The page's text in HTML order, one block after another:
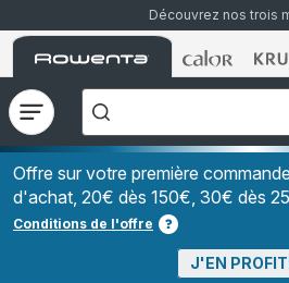
Découvrez nos trois
Accueil
Rowenta
Accueil
Ouvrir
le
menu
recherchez-
vous
?","Aspirateurs
à
Grains","Centrales
Vapeurs","Sèche
Cheveux"]
Offre sur votre première
d'achat, 20€ dès 150€, 30€ dès
Conditions de l'offre
J'EN